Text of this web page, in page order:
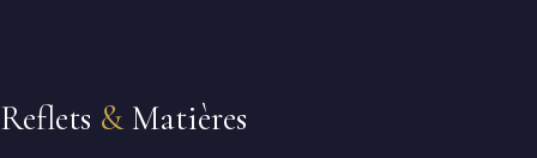
Reflets & Matières